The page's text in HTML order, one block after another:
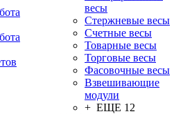
весы
Стержневые весы
Счетные весы
Товарные весы
Торговые весы
Фасовочные весы
Взвешивающие
модули
+ ЕЩЕ 12